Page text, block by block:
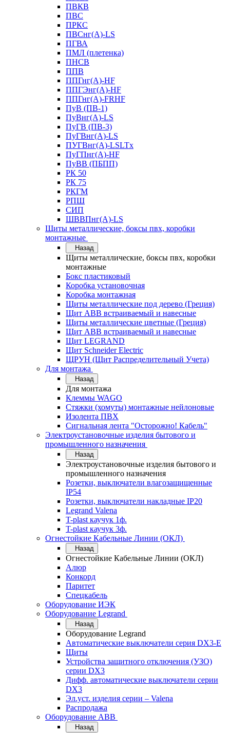
ПВКВ
ПВС
ПРКС
ПВСнг(А)-LS
ПГВА
ПМЛ (плетенка)
ПНСВ
ППВ
ППГнг(А)-HF
ППГЭнг(А)-HF
ППГнг(А)-FRHF
ПуВ (ПВ-1)
ПуВнг(А)-LS
ПуГВ (ПВ-3)
ПуГВнг(А)-LS
ПУГВнг(А)-LSLTx
ПуГПнг(А)-HF
ПуВВ (ПБПП)
РК 50
РК 75
РКГМ
РПШ
СИП
ШВВПнг(А)-LS
Щиты металлические, боксы пвх, коробки
монтажные
Назад
Щиты металлические, боксы пвх, коробки
монтажные
Бокс пластиковый
Коробка установочная
Коробка монтажная
Щиты металлические под дерево (Греция)
Щит ABB встраиваемый и навесные
Щиты металлические цветные (Греция)
Щит ABB встраиваемый и навесные
Щит LEGRAND
Щит Schneider Electric
ЩРУН (Щит Распределительный Учета)
Для монтажа
Назад
Для монтажа
Клеммы WAGO
Стяжки (хомуты) монтажные нейлоновые
Изолента ПВХ
Сигнальная лента "Осторожно! Кабель"
Электроустановочные изделия бытового и
промышленного назначения
Назад
Электроустановочные изделия бытового и
промышленного назначения
Розетки, выключатели влагозащищенные
IP54
Розетки, выключатели накладные IP20
Legrand Valena
T-plast каучук 1ф.
T-plast каучук 3ф.
Огнестойкие Кабельные Линии (ОКЛ)
Назад
Огнестойкие Кабельные Линии (ОКЛ)
Алюр
Конкорд
Паритет
Спецкабель
Оборудование ИЭК
Оборудование Legrand
Назад
Оборудование Legrand
Автоматические выключатели серия DX3-E
Щиты
Устройства защитного отключения (УЗО)
серии DX3
Дифф. автоматические выключатели серии
DX3
Эл.уст. изделия серии – Valena
Распродажа
Оборудование АВВ
Назад